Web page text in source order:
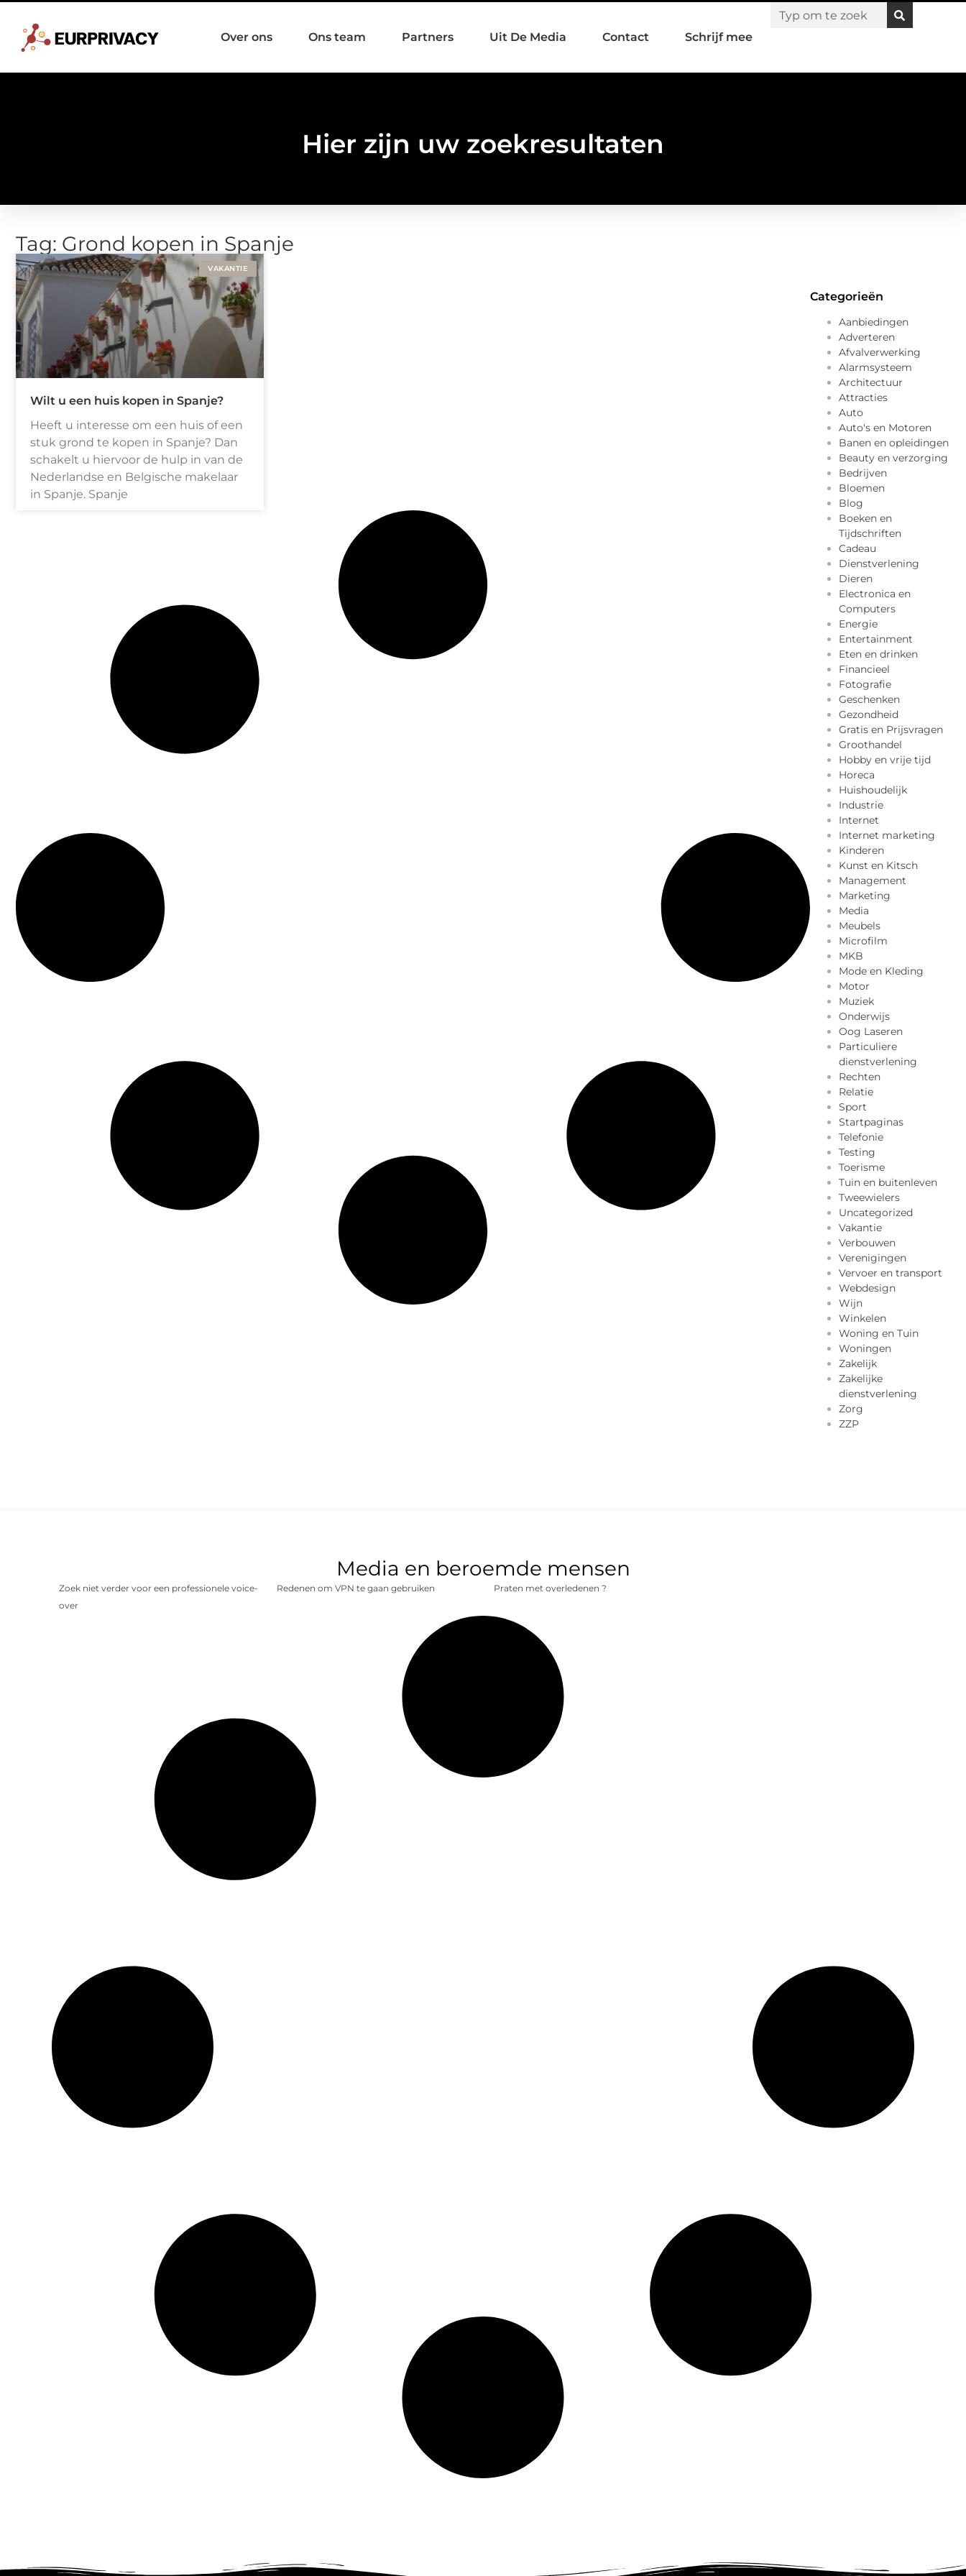
Over ons Ons team Partners Uit De Media Contact Schrijf mee
Hier zijn uw zoekresultaten
Tag: Grond kopen in Spanje
VAKANTIE
Wilt u een huis kopen in Spanje?
Heeft u interesse om een huis of een
stuk grond te kopen in Spanje? Dan
schakelt u hiervoor de hulp in van de
Nederlandse en Belgische makelaar
in Spanje. Spanje
Categorieën
Aanbiedingen
Adverteren
Afvalverwerking
Alarmsysteem
Architectuur
Attracties
Auto
Auto's en Motoren
Banen en opleidingen
Beauty en verzorging
Bedrijven
Bloemen
Blog
Boeken en
Tijdschriften
Cadeau
Dienstverlening
Dieren
Electronica en
Computers
Energie
Entertainment
Eten en drinken
Financieel
Fotografie
Geschenken
Gezondheid
Gratis en Prijsvragen
Groothandel
Hobby en vrije tijd
Horeca
Huishoudelijk
Industrie
Internet
Internet marketing
Kinderen
Kunst en Kitsch
Management
Marketing
Media
Meubels
Microfilm
MKB
Mode en Kleding
Motor
Muziek
Onderwijs
Oog Laseren
Particuliere
dienstverlening
Rechten
Relatie
Sport
Startpaginas
Telefonie
Testing
Toerisme
Tuin en buitenleven
Tweewielers
Uncategorized
Vakantie
Verbouwen
Verenigingen
Vervoer en transport
Webdesign
Wijn
Winkelen
Woning en Tuin
Woningen
Zakelijk
Zakelijke
dienstverlening
Zorg
ZZP
Media en beroemde mensen
Zoek niet verder voor een professionele voice-
over
Redenen om VPN te gaan gebruiken Praten met overledenen ?